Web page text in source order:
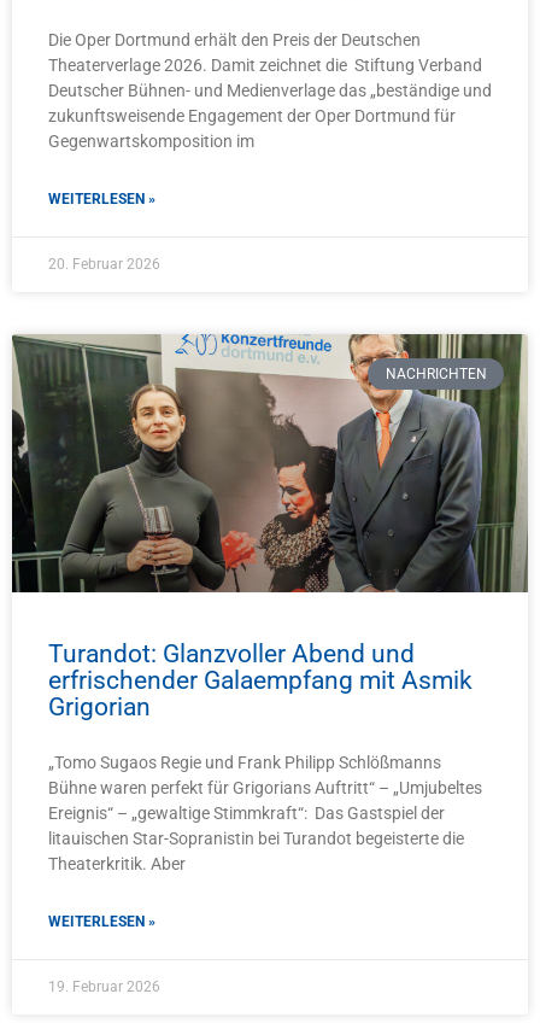
Die Oper Dortmund erhält den Preis der Deutschen
Theaterverlage 2026. Damit zeichnet die Stiftung Verband
Deutscher Bühnen- und Medienverlage das „beständige und
zukunftsweisende Engagement der Oper Dortmund für
Gegenwartskomposition im
WEITERLESEN »
20. Februar 2026
NACHRICHTEN
Turandot: Glanzvoller Abend und
erfrischender Galaempfang mit Asmik
Grigorian
„Tomo Sugaos Regie und Frank Philipp Schlößmanns
Bühne waren perfekt für Grigorians Auftritt“ – „Umjubeltes
Ereignis“ – „gewaltige Stimmkraft“: Das Gastspiel der
litauischen Star-Sopranistin bei Turandot begeisterte die
Theaterkritik. Aber
WEITERLESEN »
19. Februar 2026